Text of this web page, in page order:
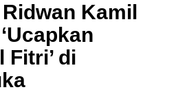
Kamil
Fitri’ di